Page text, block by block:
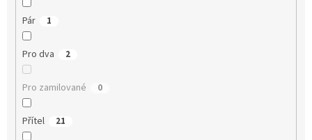
Pár 1
Pro dva 2
Pro zamilované 0
Přítel 21